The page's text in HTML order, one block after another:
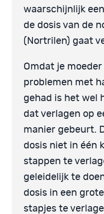
waarschijnlijk
de dosis van de
(Nortrilen) gaat
Omdat je
problemen met
gehad is het wel
dat verlagen op
manier gebeurt.
dosis niet in één
stappen te
geleidelijk te
dosis in een
stapjes te